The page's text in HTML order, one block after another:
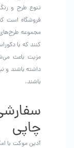
تنوع طرح و
فروشگاه است
مجموعه طرح‌های
کنند که با
مزیت باعث
داشته باشند و
باشند.
چاپی
آدین موکت با